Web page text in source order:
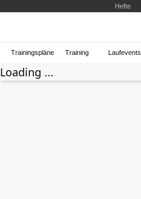
Hefte
Trainingspläne Training Laufevents
Loading ...